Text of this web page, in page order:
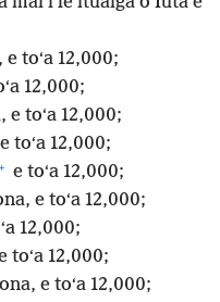
toʻa 12,000;
12,000;
toʻa 12,000;
toʻa 12,000;
e toʻa 12,000;
e toʻa 12,000;
12,000;
toʻa 12,000;
e toʻa 12,000;